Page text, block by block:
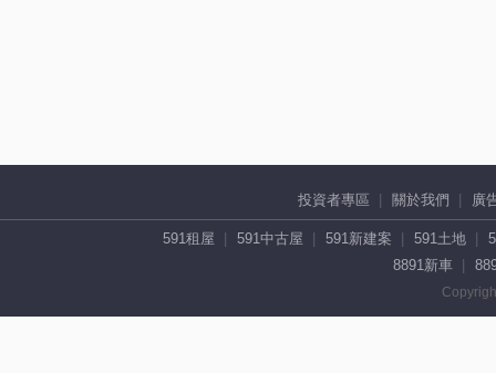
投資者專區 關於我們 廣
591租屋 591中古屋 591新建案 591土地
8891新車